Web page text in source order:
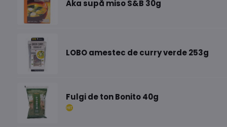
Aka supă miso S&B 30g
LOBO amestec de curry verde 253g
Fulgi de ton Bonito 40g